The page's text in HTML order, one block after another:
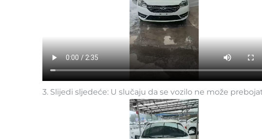
3. Slijedi sljedeće: U slučaju da se vozilo ne može